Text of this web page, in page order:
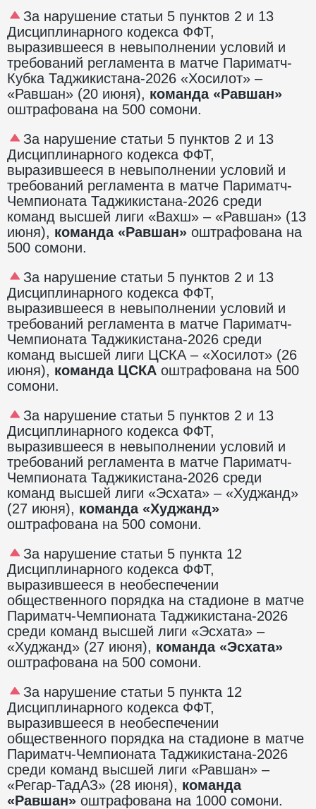
За нарушение статьи 5 пунктов 2 и 13
Дисциплинарного кодекса ФФТ,
выразившееся в невыполнении условий и
требований регламента в матче Париматч-
Кубка Таджикистана-2026 «Хосилот» –
«Равшан» (20 июня), команда «Равшан»
оштрафована на 500 сомони.
За нарушение статьи 5 пунктов 2 и 13
Дисциплинарного кодекса ФФТ,
выразившееся в невыполнении условий и
требований регламента в матче Париматч-
Чемпионата Таджикистана-2026 среди
команд высшей лиги «Вахш» – «Равшан» (13
июня), команда «Равшан» оштрафована на
500 сомони.
За нарушение статьи 5 пунктов 2 и 13
Дисциплинарного кодекса ФФТ,
выразившееся в невыполнении условий и
требований регламента в матче Париматч-
Чемпионата Таджикистана-2026 среди
команд высшей лиги ЦСКА – «Хосилот» (26
июня), команда ЦСКА оштрафована на 500
сомони.
За нарушение статьи 5 пунктов 2 и 13
Дисциплинарного кодекса ФФТ,
выразившееся в невыполнении условий и
требований регламента в матче Париматч-
Чемпионата Таджикистана-2026 среди
команд высшей лиги «Эсхата» – «Худжанд»
(27 июня), команда «Худжанд»
оштрафована на 500 сомони.
За нарушение статьи 5 пункта 12
Дисциплинарного кодекса ФФТ,
выразившееся в необеспечении
общественного порядка на стадионе в матче
Париматч-Чемпионата Таджикистана-2026
среди команд высшей лиги «Эсхата» –
«Худжанд» (27 июня), команда «Эсхата»
оштрафована на 500 сомони.
За нарушение статьи 5 пункта 12
Дисциплинарного кодекса ФФТ,
выразившееся в необеспечении
общественного порядка на стадионе в матче
Париматч-Чемпионата Таджикистана-2026
среди команд высшей лиги «Равшан» –
«Регар-ТадАЗ» (28 июня), команда
«Равшан» оштрафована на 1000 сомони.